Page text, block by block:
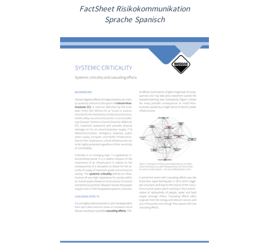
FactSheet Risikokommunikation
Sprache Spanisch